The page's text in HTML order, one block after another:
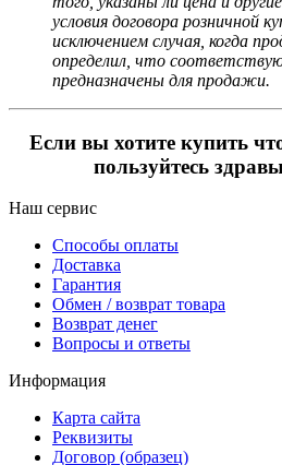
условия договора розничной
исключением случая, когда
определил, что
предназначены для продажи.
Если вы хотите купить
пользуйтесь
Наш сервис
Способы оплаты
Доставка
Гарантия
Обмен / возврат товара
Возврат денег
Вопросы и ответы
Информация
Карта сайта
Реквизиты
Договор (образец)